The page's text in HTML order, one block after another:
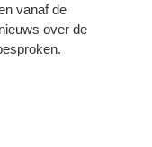
vanaf de
over de